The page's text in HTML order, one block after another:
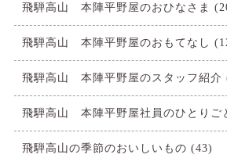
飛騨高山 本陣平野屋のおひなさま
飛騨高山 本陣平野屋のおもてなし
飛騨高山 本陣平野屋のスタッフ紹介
飛騨高山 本陣平野屋社員のひとりご
飛騨高山の季節のおいしいもの (43)